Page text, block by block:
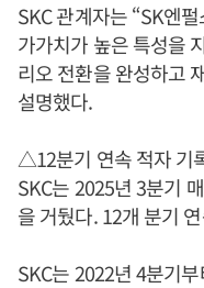
SKC 관계자는 “SK엔
가가치가 높은 특성을
리오 전환을 완성하고
설명했다.
△12분기 연속 적자 기
SKC는 2025년 3분기
을 거뒀다. 12개 분기
SKC는 2022년 4분기